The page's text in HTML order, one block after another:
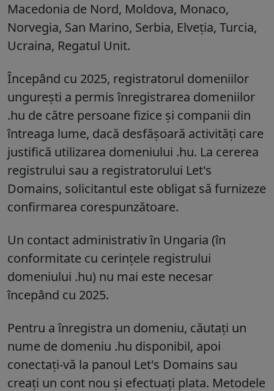
Macedonia de Nord, Moldova, Monaco,
Norvegia, San Marino, Serbia, Elveția, Turcia,
Ucraina, Regatul Unit.
Începând cu 2025, registratorul domeniilor
ungurești a permis înregistrarea domeniilor
.hu de către persoane fizice și companii din
întreaga lume, dacă desfășoară activități care
justifică utilizarea domeniului .hu. La cererea
registrului sau a registratorului Let's
Domains, solicitantul este obligat să furnizeze
confirmarea corespunzătoare.
Un contact administrativ în Ungaria (în
conformitate cu cerințele registrului
domeniului .hu) nu mai este necesar
începând cu 2025.
Pentru a înregistra un domeniu, căutați un
nume de domeniu .hu disponibil, apoi
conectați-vă la panoul Let's Domains sau
creați un cont nou și efectuați plata. Metodele